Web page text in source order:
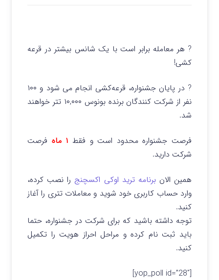
? هر معامله برابر است با یک شانس بیشتر در قرعه‌
کشی!
? در پایان جشنواره، قرعه‌کشی انجام می‌ شود و ۱۰۰
نفر از شرکت‌ کنندگان برنده بونوس ۱۰,۰۰۰ تتر
خواهند
شد.
فرصت جشنواره محدود است و فقط ۱ ماه
فرصت
شرکت دارید.
همین الانبرنامه ترید اوکی اکسچنج را نصب کرده،
وارد حساب کاربری خود شوید و معاملات تتری را آغاز
کنید.
توجه داشته باشید که برای شرکت در جشنواره، حتما
باید ثبت نام کرده و مراحل احراز هویت را تکمیل
کنید.
[yop_poll id=”28″]